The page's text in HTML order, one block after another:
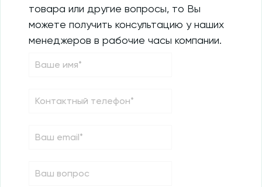
товара или другие вопросы, то Вы
можете получить консультацию у наших
менеджеров в рабочие часы компании.